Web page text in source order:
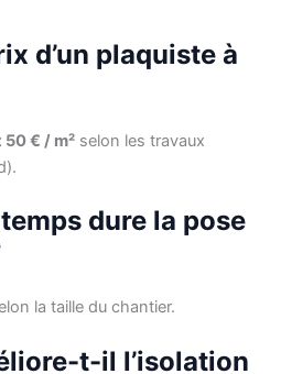
d’un plaquiste à
50 € / m² selon les travaux
dure la pose
la taille du chantier.
t-il l’isolation